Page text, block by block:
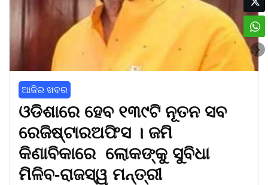
ଆଜିର ଖବର
ଓଡିଶାରେ ହେବ ୧୩୯ଟି ନୂତନ ସବ
ରେଜିଷ୍ଟାରଅଫିସ । ଜମି
କିଣାବିକାରେ ଲୋକଙ୍କୁ ସୁବିଧା
ମିଳିବ-ରାଜସ୍ୱ ମନ୍ତ୍ରୀ